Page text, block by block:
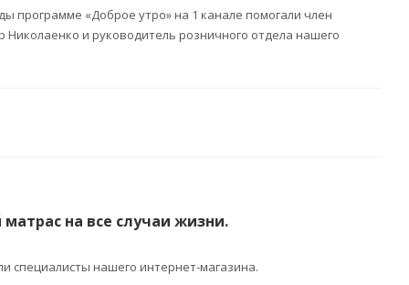
программе «Доброе утро» на 1 канале помогали член
и руководитель розничного отдела нашего
матрас на все случаи жизни.
специалисты нашего интернет-магазина.